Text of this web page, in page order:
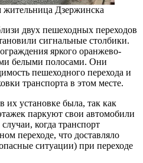
Дзержинска
двух пешеходных переходов
сигнальные столбики.
яркого оранжево-
белыми полосами. Они
пешеходного перехода и
транспорта в этом месте.
их установке была, так как
паркуют свои автомобили
когда транспорт
переходе, что доставляло
ситуации) при переходе